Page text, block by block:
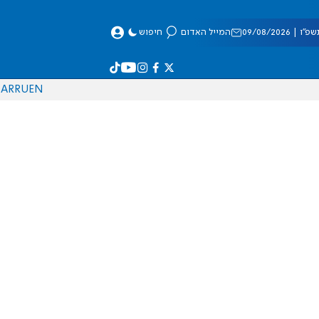
08/2026 המייל האדום חיפוש
EN
RU
AR